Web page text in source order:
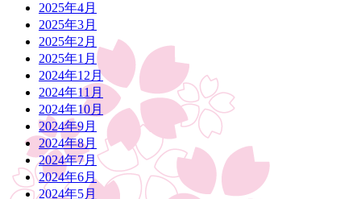
2025年4月
2025年3月
2025年2月
2025年1月
2024年12月
2024年11月
2024年10月
2024年9月
2024年8月
2024年7月
2024年6月
2024年5月